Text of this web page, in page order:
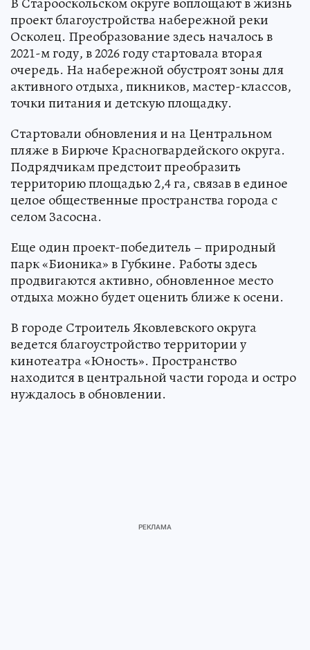
проект благоустройства набережной реки
Осколец. Преобразование здесь началось в
2021-м году, в 2026 году стартовала вторая
очередь. На набережной обустроят зоны для
активного отдыха, пикников, мастер-классов,
точки питания и детскую площадку.
Стартовали обновления и на Центральном
пляже в Бирюче Красногвардейского округа.
Подрядчикам предстоит преобразить
территорию площадью 2,4 га, связав в единое
целое общественные пространства города с
селом Засосна.
Еще один проект-победитель – природный
парк «Бионика» в Губкине. Работы здесь
продвигаются активно, обновленное место
отдыха можно будет оценить ближе к осени.
В городе Строитель Яковлевского округа
ведется благоустройство территории у
кинотеатра «Юность». Пространство
находится в центральной части города и остро
нуждалось в обновлении.